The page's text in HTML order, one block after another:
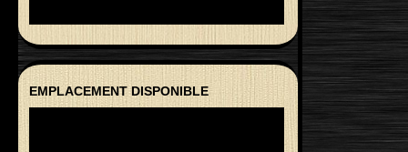
EMPLACEMENT DISPONIBLE